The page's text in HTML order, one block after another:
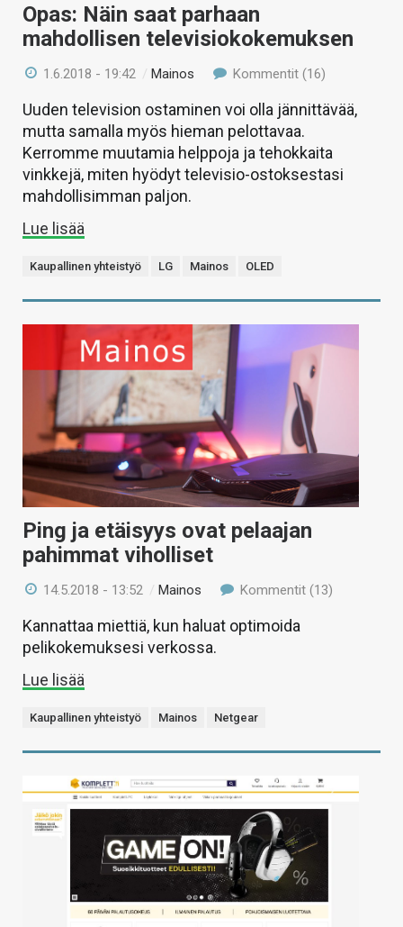
Opas: Näin saat parhaan
mahdollisen televisiokokemuksen
1.6.2018 - 19:42 /Mainos Kommentit (16)
Uuden television ostaminen voi olla jännittävää,
mutta samalla myös hieman pelottavaa.
Kerromme muutamia helppoja ja tehokkaita
vinkkejä, miten hyödyt televisio-ostoksestasi
mahdollisimman paljon.
Lue lisää
Kaupallinen yhteistyö LG Mainos OLED
Ping ja etäisyys ovat pelaajan
pahimmat viholliset
14.5.2018 - 13:52 /Mainos Kommentit (13)
Kannattaa miettiä, kun haluat optimoida
pelikokemuksesi verkossa.
Lue lisää
Kaupallinen yhteistyö Mainos Netgear